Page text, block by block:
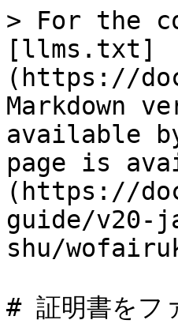
> For the
[llms.txt]
(https://
Markdown
available
page is
(https://
guide/v20-
shu/
# 証明書をフ